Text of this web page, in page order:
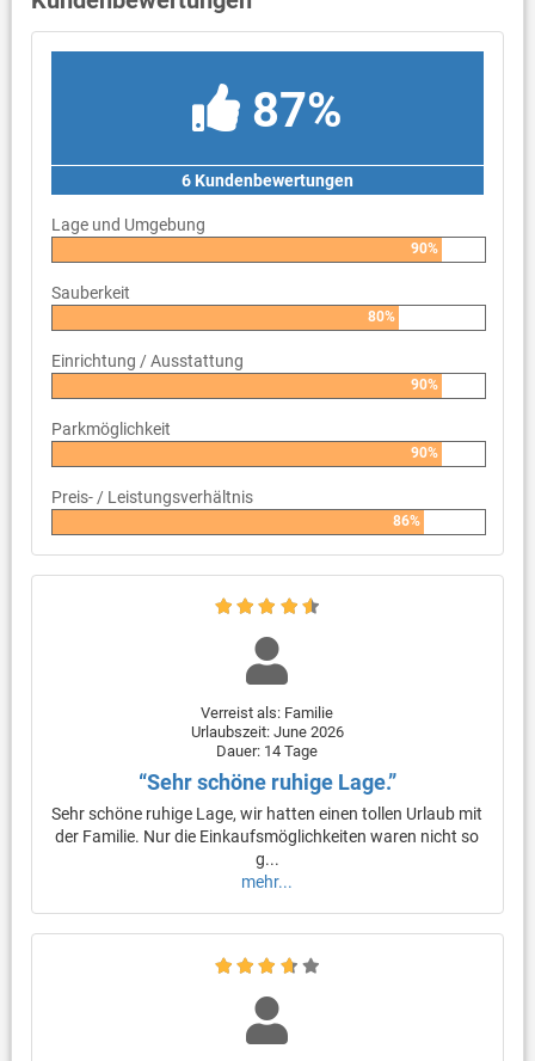
87%
6 Kundenbewertungen
Lage und Umgebung
90%
Sauberkeit
80%
Einrichtung / Ausstattung
90%
Parkmöglichkeit
90%
Preis- / Leistungsverhältnis
86%
Verreist als: Familie
Urlaubszeit: June 2026
Dauer: 14 Tage
“Sehr schöne ruhige Lage.”
Sehr schöne ruhige Lage, wir hatten einen tollen Urlaub mit
der Familie. Nur die Einkaufsmöglichkeiten waren nicht so
g...
mehr...